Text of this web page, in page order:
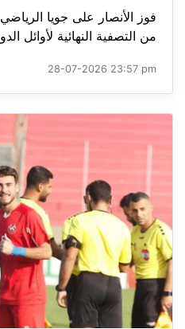
من التصفية النهائية لأوائل
28-07-2026 23:57 pm